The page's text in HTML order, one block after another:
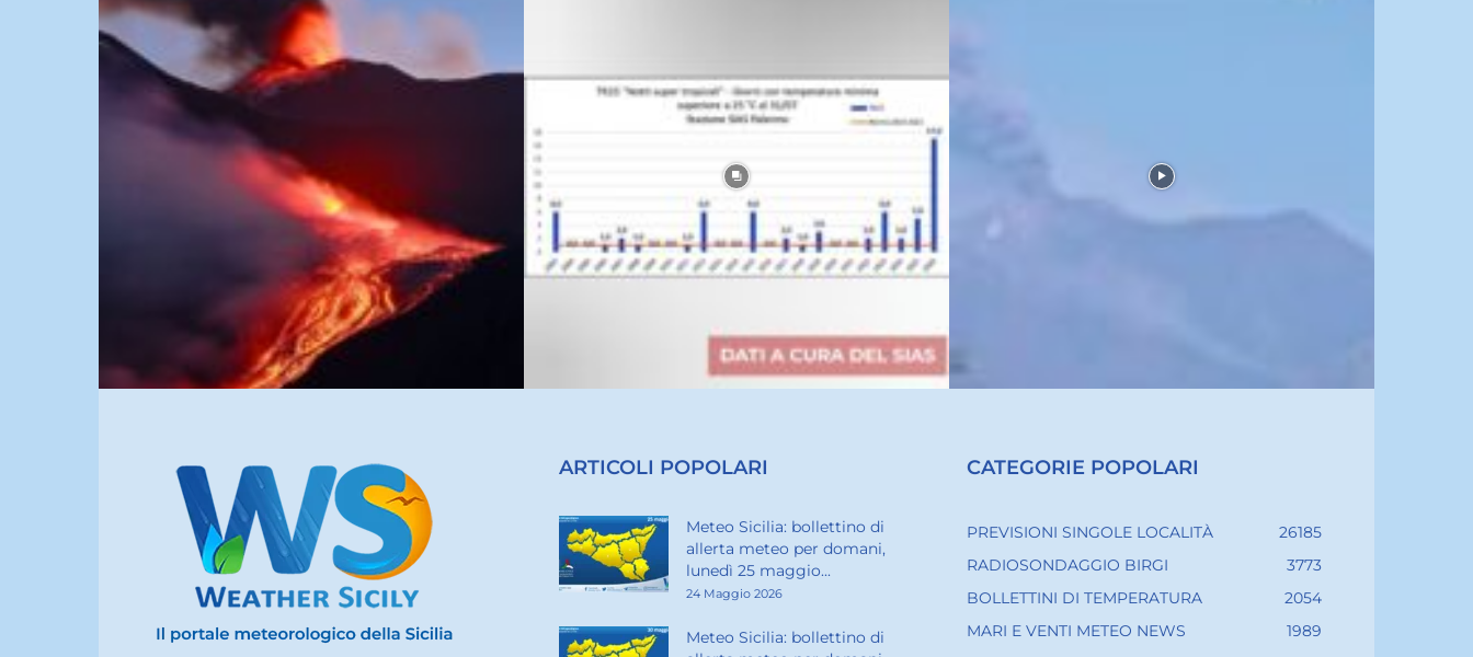
ARTICOLI POPOLARI
Meteo Sicilia: bollettino di
allerta meteo per domani,
lunedì 25 maggio...
24 Maggio 2026
Meteo Sicilia: bollettino di
CATEGORIE POPOLARI
PREVISIONI SINGOLE LOCALITÀ
26185
RADIOSONDAGGIO BIRGI
3773
BOLLETTINI DI TEMPERATURA
2054
MARI E VENTI METEO NEWS
1989